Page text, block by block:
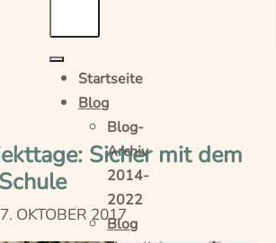
Startseite
Blog
Blog-
Archiv
2014-
2022
Blog
Sicher mit dem
OKTOBER 2017